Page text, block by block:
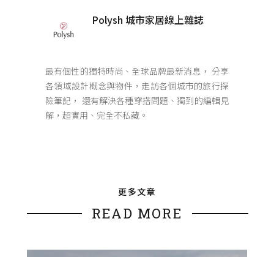
Polysh 城市家居線上雜誌
最有個性的獨特時尚、全球品牌最新消息， 分享
各領域設計概念與物件，走訪各個城市的旅行探
險筆記， 還有解決各種穿搭問題、獨到的編輯見
解，超實用、完全不私藏。
更多文章
READ MORE